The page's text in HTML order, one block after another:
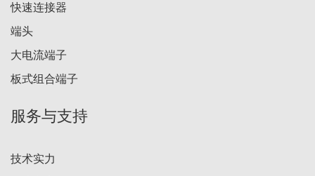
快速连接器
端头
大电流端子
板式组合端子
服务与支持
技术实力